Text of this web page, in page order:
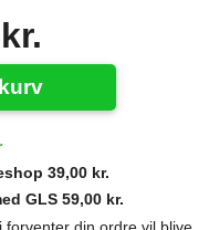
39,00 kr.
GLS 59,00 kr.